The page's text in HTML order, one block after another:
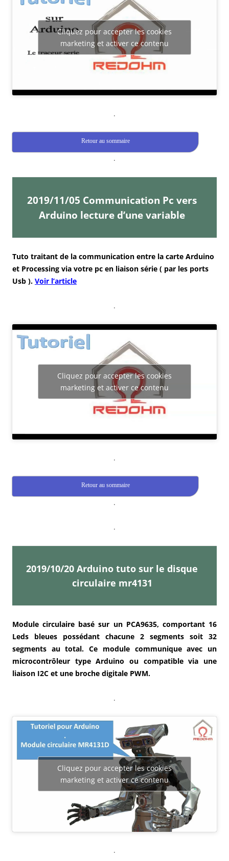
Cliquez pour accepter les cookies
marketing et activer ce contenu
.
Retour au sommaire
.
2019/11/05 Communication Pc vers
Arduino lecture d’une variable
Tuto traitant de la communication entre la carte Arduino
et Processing via votre pc en liaison série ( par les ports
Usb ). Voir l’article
.
Cliquez pour accepter les cookies
marketing et activer ce contenu
.
Retour au sommaire
.
.
2019/10/20 Arduino tuto sur le disque
circulaire mr4131
Module circulaire basé sur un PCA9635, comportant 16
Leds bleues possédant chacune 2 segments soit 32
segments au total. Ce module communique avec un
microcontrôleur type Arduino ou compatible via une
liaison I2C et une broche digitale PWM.
.
Cliquez pour accepter les cookies
marketing et activer ce contenu
.